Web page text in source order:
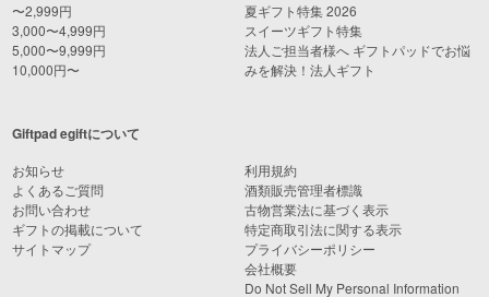
〜2,999円
3,000〜4,999円
5,000〜9,999円
10,000円〜
夏ギフト特集 2026
スイーツギフト特集
法人ご担当者様へ ギフトパッドでお悩
みを解決！法人ギフト
Giftpad egiftについて
お知らせ
よくあるご質問
お問い合わせ
ギフトの掲載について
サイトマップ
利用規約
酒類販売管理者標識
古物営業法に基づく表示
特定商取引法に関する表示
プライバシーポリシー
会社概要
Do Not Sell My Personal Information